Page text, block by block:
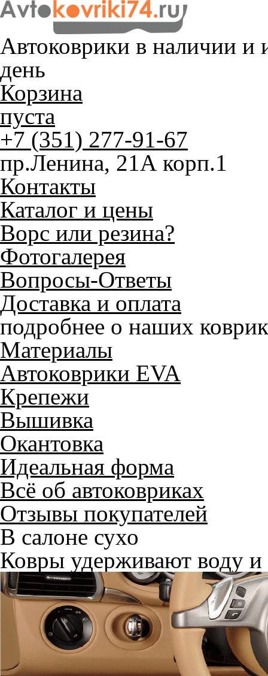
Автоковрики в наличии и
день
Корзина
пуста
+7 (351) 277-91-67
пр.Ленина, 21А корп.1
Контакты
Каталог и цены
Ворс или резина?
Фотогалерея
Вопросы-Ответы
Доставка и оплата
подробнее о наших
Материалы
Автоковрики EVA
Крепежи
Вышивка
Окантовка
Идеальная форма
Всё об автоковриках
Отзывы покупателей
В салоне сухо
Ковры удерживают воду и